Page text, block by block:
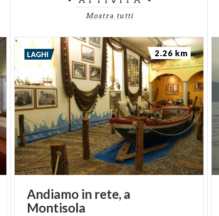
Mostra tutti
Andiamo in rete,a
Montisola
LAGHI 2.26 km